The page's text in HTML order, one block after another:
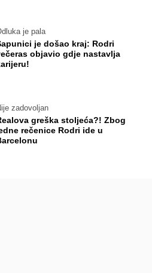
je pala
je došao kraj: Rodri
objavio gdje nastavlja
zadovoljan
greška stoljeća?! Zbog
rečenice Rodri ide u